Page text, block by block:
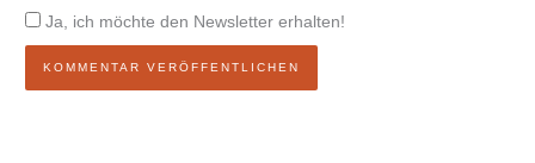
Ja, ich möchte den Newsletter erhalten!